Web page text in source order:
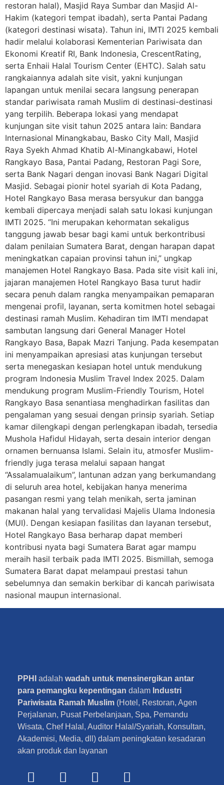
restoran halal), Masjid Raya Sumbar dan Masjid Al-
Hakim (kategori tempat ibadah), serta Pantai Padang
(kategori destinasi wisata). Tahun ini, IMTI 2025 kembali
hadir melalui kolaborasi Kementerian Pariwisata dan
Ekonomi Kreatif RI, Bank Indonesia, CrescentRating,
serta Enhaii Halal Tourism Center (EHTC). Salah satu
rangkaiannya adalah site visit, yakni kunjungan
lapangan untuk menilai secara langsung penerapan
standar pariwisata ramah Muslim di destinasi-destinasi
yang terpilih. Beberapa lokasi yang mendapat
kunjungan site visit tahun 2025 antara lain: Bandara
Internasional Minangkabau, Basko City Mall, Masjid
Raya Syekh Ahmad Khatib Al-Minangkabawi, Hotel
Rangkayo Basa, Pantai Padang, Restoran Pagi Sore,
serta Bank Nagari dengan inovasi Bank Nagari Digital
Masjid. Sebagai pionir hotel syariah di Kota Padang,
Hotel Rangkayo Basa merasa bersyukur dan bangga
kembali dipercaya menjadi salah satu lokasi kunjungan
IMTI 2025. “Ini merupakan kehormatan sekaligus
tanggung jawab besar bagi kami untuk berkontribusi
dalam penilaian Sumatera Barat, dengan harapan dapat
meningkatkan capaian provinsi tahun ini,” ungkap
manajemen Hotel Rangkayo Basa. Pada site visit kali ini,
jajaran manajemen Hotel Rangkayo Basa turut hadir
secara penuh dalam rangka menyampaikan pemaparan
mengenai profil, layanan, serta komitmen hotel sebagai
destinasi ramah Muslim. Kehadiran tim IMTI mendapat
sambutan langsung dari General Manager Hotel
Rangkayo Basa, Bapak Mazri Tanjung. Pada kesempatan
ini menyampaikan apresiasi atas kunjungan tersebut
serta menegaskan kesiapan hotel untuk mendukung
program Indonesia Muslim Travel Index 2025. Dalam
mendukung program Muslim-Friendly Tourism, Hotel
Rangkayo Basa senantiasa menghadirkan fasilitas dan
pengalaman yang sesuai dengan prinsip syariah. Setiap
kamar dilengkapi dengan perlengkapan ibadah, tersedia
Mushola Hafidul Hidayah, serta desain interior dengan
ornamen bernuansa Islami. Selain itu, atmosfer Muslim-
friendly juga terasa melalui sapaan hangat
“Assalamualaikum”, lantunan adzan yang berkumandang
di seluruh area hotel, kebijakan hanya menerima
pasangan resmi yang telah menikah, serta jaminan
makanan halal yang tervalidasi Majelis Ulama Indonesia
(MUI). Dengan kesiapan fasilitas dan layanan tersebut,
Hotel Rangkayo Basa berharap dapat memberi
kontribusi nyata bagi Sumatera Barat agar mampu
meraih hasil terbaik pada IMTI 2025. Bismillah, semoga
Sumatera Barat dapat melampaui prestasi tahun
sebelumnya dan semakin berkibar di kancah pariwisata
nasional maupun internasional.
PPHI adalah wadah untuk mensinergikan antar
para pemangku kepentingan dalam Industri
Pariwisata Ramah Muslim (Hotel, Restoran, Agen
Perjalanan, Pusat Perbelanjaan, Spa, Pemandu
Wisata, Chef Halal, Auditor Halal/Syariah, Konsultan,
Akademisi, Media, dll) dalam peningkatan kesadaran
akan produk dan layanan